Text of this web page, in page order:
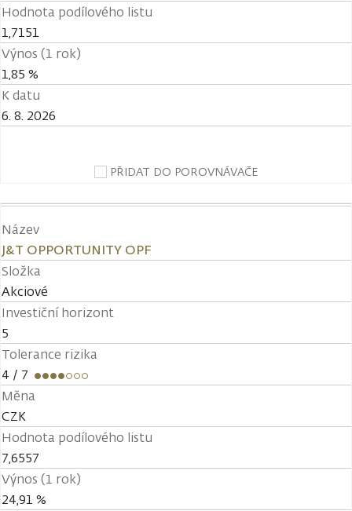
Hodnota podílového listu
1,7151
Výnos (1 rok)
1,85 %
K datu
6. 8. 2026
PŘIDAT DO POROVNÁVAČE
Název
J&T OPPORTUNITY OPF
Složka
Akciové
Investiční horizont
5
Tolerance rizika
4 / 7
Měna
CZK
Hodnota podílového listu
7,6557
Výnos (1 rok)
24,91 %